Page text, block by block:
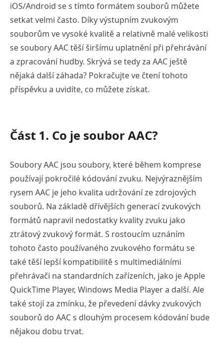
iOS/Android se s tímto formátem souborů můžete
setkat velmi často. Díky výstupním zvukovým
souborům ve vysoké kvalitě a relativně malé velikosti
se soubory AAC těší širšímu uplatnění při přehrávání
a zpracování hudby. Skrývá se tedy za AAC ještě
nějaká další záhada? Pokračujte ve čtení tohoto
příspěvku a uvidíte, co můžete získat.
Část 1. Co je soubor AAC?
Soubory AAC jsou soubory, které během komprese
používají pokročilé kódování zvuku. Nejvýraznějším
rysem AAC je jeho kvalita udržování ze zdrojových
souborů. Na základě dřívějších generací zvukových
formátů napravil nedostatky kvality zvuku jako
ztrátový zvukový formát. S rostoucím uznáním
tohoto často používaného zvukového formátu se
také těší lepší kompatibilitě s multimediálními
přehrávači na standardních zařízeních, jako je Apple
QuickTime Player, Windows Media Player a další. Ale
také stojí za zmínku, že převedení dávky zvukových
souborů do AAC s dlouhým procesem kódování bude
nějakou dobu trvat.